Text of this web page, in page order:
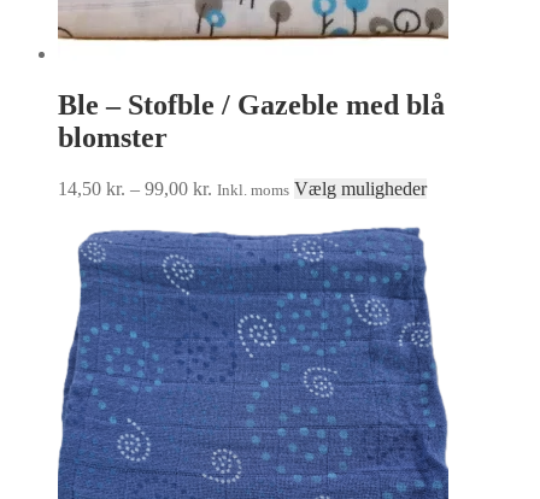
Ble – Stofble / Gazeble med blå
blomster
14,50 kr. – 99,00 kr. Prisinterval:
til
99,00 kr.
Inkl. moms Vælg mulighederDette
varianter.
Mulighederne
kan
vælges
på
varesiden